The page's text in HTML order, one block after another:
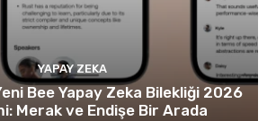
YAPAY ZEKA
Bee Yapay Zeka Bilekliği 2026
Merak ve Endişe Bir Arada